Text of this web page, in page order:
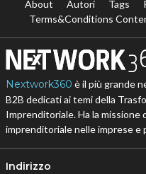
About Autori Tags
Terms&Conditions
Nextwork360 è il più grande
B2B dedicati ai temi della
Imprenditoriale. Ha la
imprenditoriale nelle imprese e
Indirizzo